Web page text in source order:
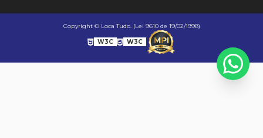
Copyright © Loca Tudo. (Lei 9610 de 19/02/1998)
W3C W3C